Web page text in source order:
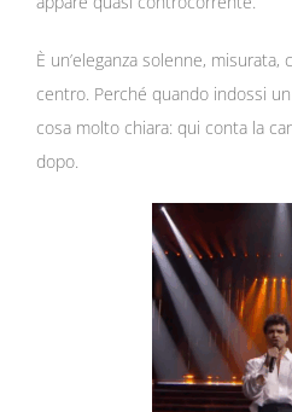
È un’eleganza solenne,
centro. Perché quando indossi
cosa molto chiara: qui conta la
dopo.